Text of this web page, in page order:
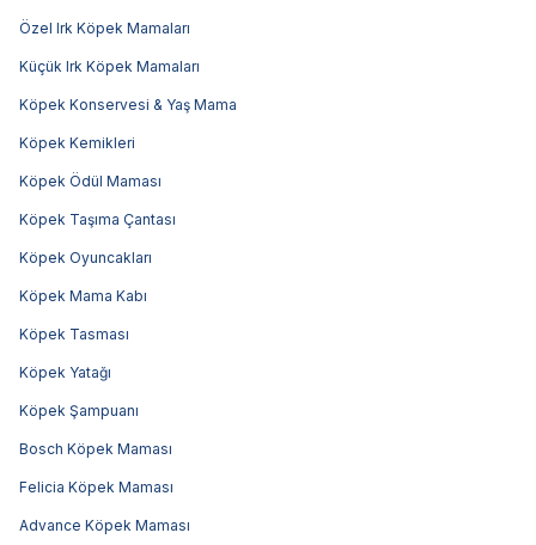
Özel Irk Köpek Mamaları
Küçük Irk Köpek Mamaları
Köpek Konservesi & Yaş Mama
Köpek Kemikleri
Köpek Ödül Maması
Köpek Taşıma Çantası
Köpek Oyuncakları
Köpek Mama Kabı
Köpek Tasması
Köpek Yatağı
Köpek Şampuanı
Bosch Köpek Maması
Felicia Köpek Maması
Advance Köpek Maması